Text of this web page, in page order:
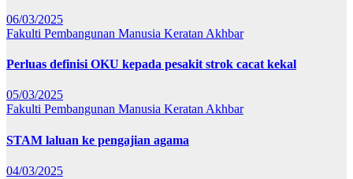
06/03/2025
Fakulti Pembangunan Manusia Keratan Akhbar
Perluas definisi OKU kepada pesakit strok cacat kekal
05/03/2025
Fakulti Pembangunan Manusia Keratan Akhbar
STAM laluan ke pengajian agama
04/03/2025